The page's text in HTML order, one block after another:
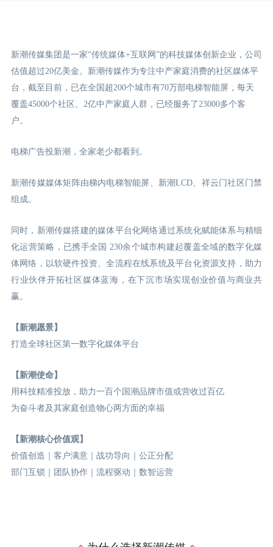
新潮传媒集团是一家“传统媒体+互联网”的科技媒体创新企业，公司
估值超过20亿美金。新潮传媒作为专注中产家庭消费的社区媒体平
台，截至目前，已在全国超200个城市有70万部电梯智能屏，每天
覆盖45000个社区、2亿中产家庭人群，已经服务了23000多个客
户。
电梯广告投新潮，全家老少都看到。
新潮传媒媒体矩阵由梯内电梯智能屏、新潮LCD、祥云门社区门禁
组成。
同时，新潮传媒搭建的媒体平台化网络通过系统化赋能体系与精细
化运营策略，已携手全国 230余个城市构建起覆盖全域的数字化媒
体网络，以软硬件投资、全流程在线系统及平台化资源支持，助力
行业伙伴开拓社区媒体蓝海，在下沉市场实现创业价值与商业共
赢。
【新潮愿景】
打造全球社区第一数字化媒体平台
【新潮使命】
用科技精准投放，助力一百个国潮品牌市值或营收过百亿
为奋斗者及其家庭创造物心两方面的幸福
【新潮核心价值观】
价值创造｜客户满意｜战功导向｜公正分配
部门互锁｜团队协作｜流程驱动｜数智运营